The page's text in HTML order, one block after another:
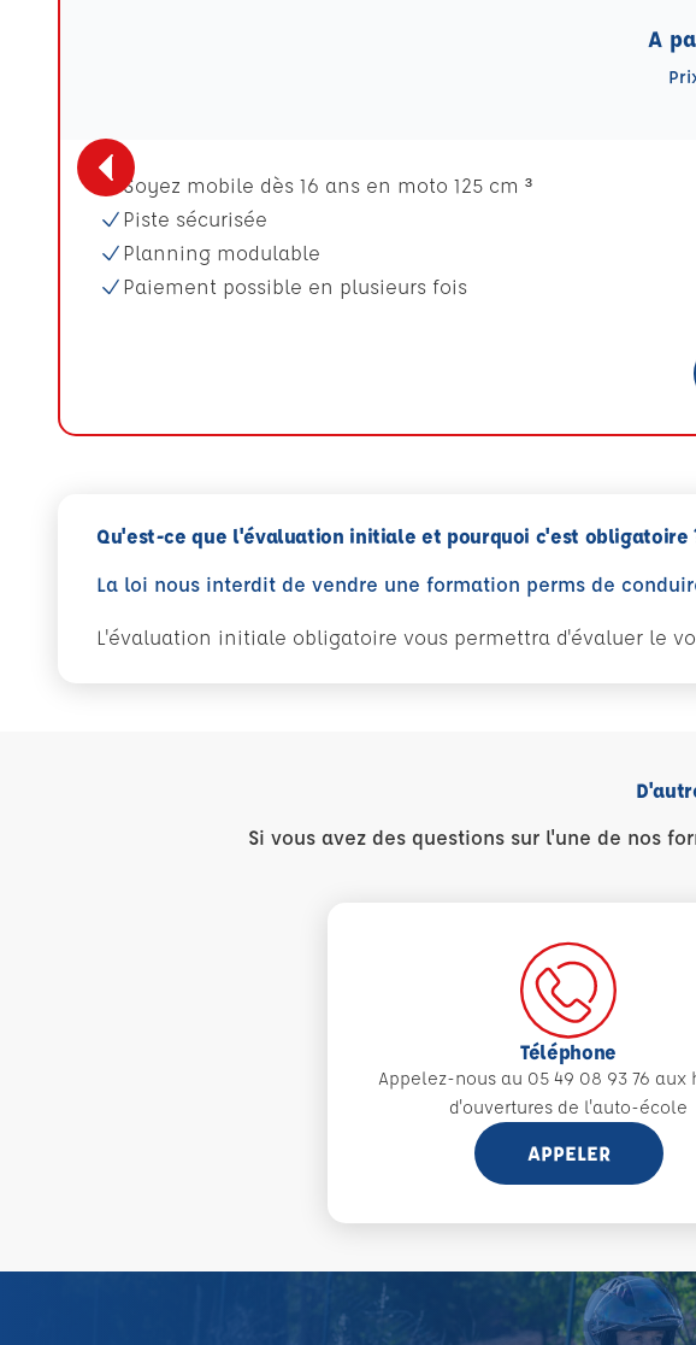
A
Soyez mobile dès 16 ans en moto 125 cm ³
Piste sécurisée
Planning modulable
Paiement possible en plusieurs fois
Qu'est-ce que l'évaluation initiale et pourquoi c'est obligatoire
La loi nous interdit de vendre une formation perms de
L'évaluation initiale obligatoire vous permettra d'évaluer le
Si vous avez des questions sur l'une de nos
Téléphone
Appelez-nous au 05 49 08 93 76 aux
d'ouvertures de l'auto-école
APPELER